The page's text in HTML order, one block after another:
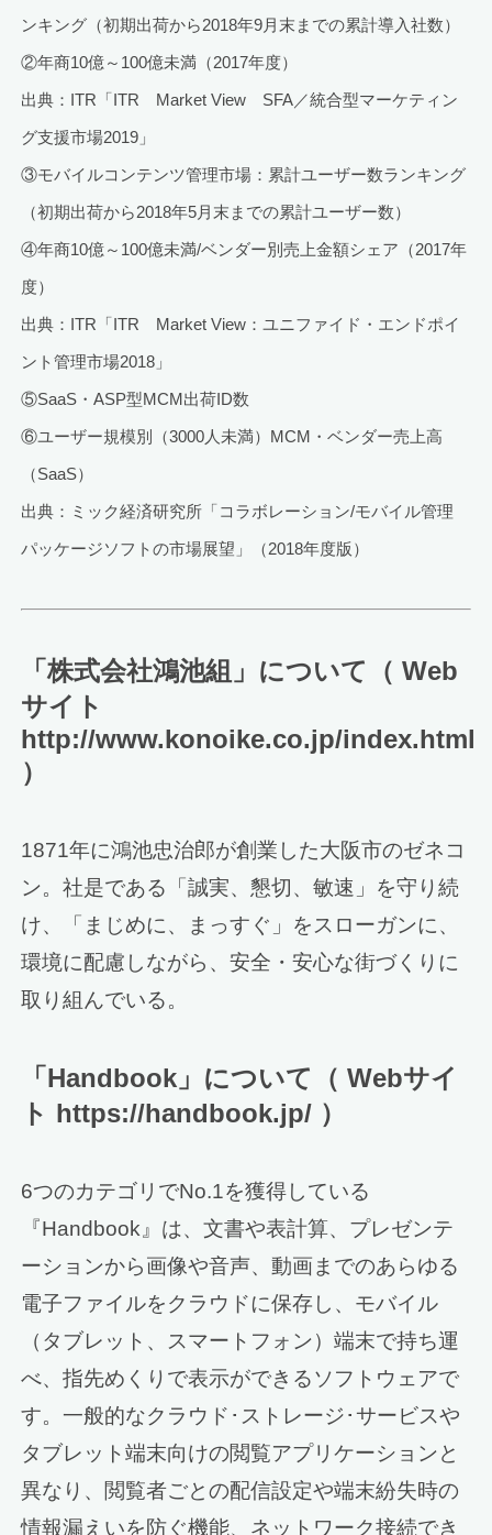
ンキング（初期出荷から2018年9月末までの累計導入社数）
②年商10億～100億未満（2017年度）
出典：ITR「ITR Market View SFA／統合型マーケティン
グ支援市場2019」
③モバイルコンテンツ管理市場：累計ユーザー数ランキング
（初期出荷から2018年5月末までの累計ユーザー数）
④年商10億～100億未満/ベンダー別売上金額シェア（2017年
度）
出典：ITR「ITR Market View：ユニファイド・エンドポイ
ント管理市場2018」
⑤SaaS・ASP型MCM出荷ID数
⑥ユーザー規模別（3000人未満）MCM・ベンダー売上高
（SaaS）
出典：ミック経済研究所「コラボレーション/モバイル管理
パッケージソフトの市場展望」（2018年度版）
「株式会社鴻池組」について（ Web
サイト
http://www.konoike.co.jp/index.html
）
1871年に鴻池忠治郎が創業した大阪市のゼネコ
ン。社是である「誠実、懇切、敏速」を守り続
け、「まじめに、まっすぐ」をスローガンに、
環境に配慮しながら、安全・安心な街づくりに
取り組んでいる。
「Handbook」について（ Webサイ
ト https://handbook.jp/ ）
6つのカテゴリでNo.1を獲得している
『Handbook』は、文書や表計算、プレゼンテ
ーションから画像や音声、動画までのあらゆる
電子ファイルをクラウドに保存し、モバイル
（タブレット、スマートフォン）端末で持ち運
べ、指先めくりで表示ができるソフトウェアで
す。一般的なクラウド･ストレージ･サービスや
タブレット端末向けの閲覧アプリケーションと
異なり、閲覧者ごとの配信設定や端末紛失時の
情報漏えいを防ぐ機能、ネットワーク接続でき